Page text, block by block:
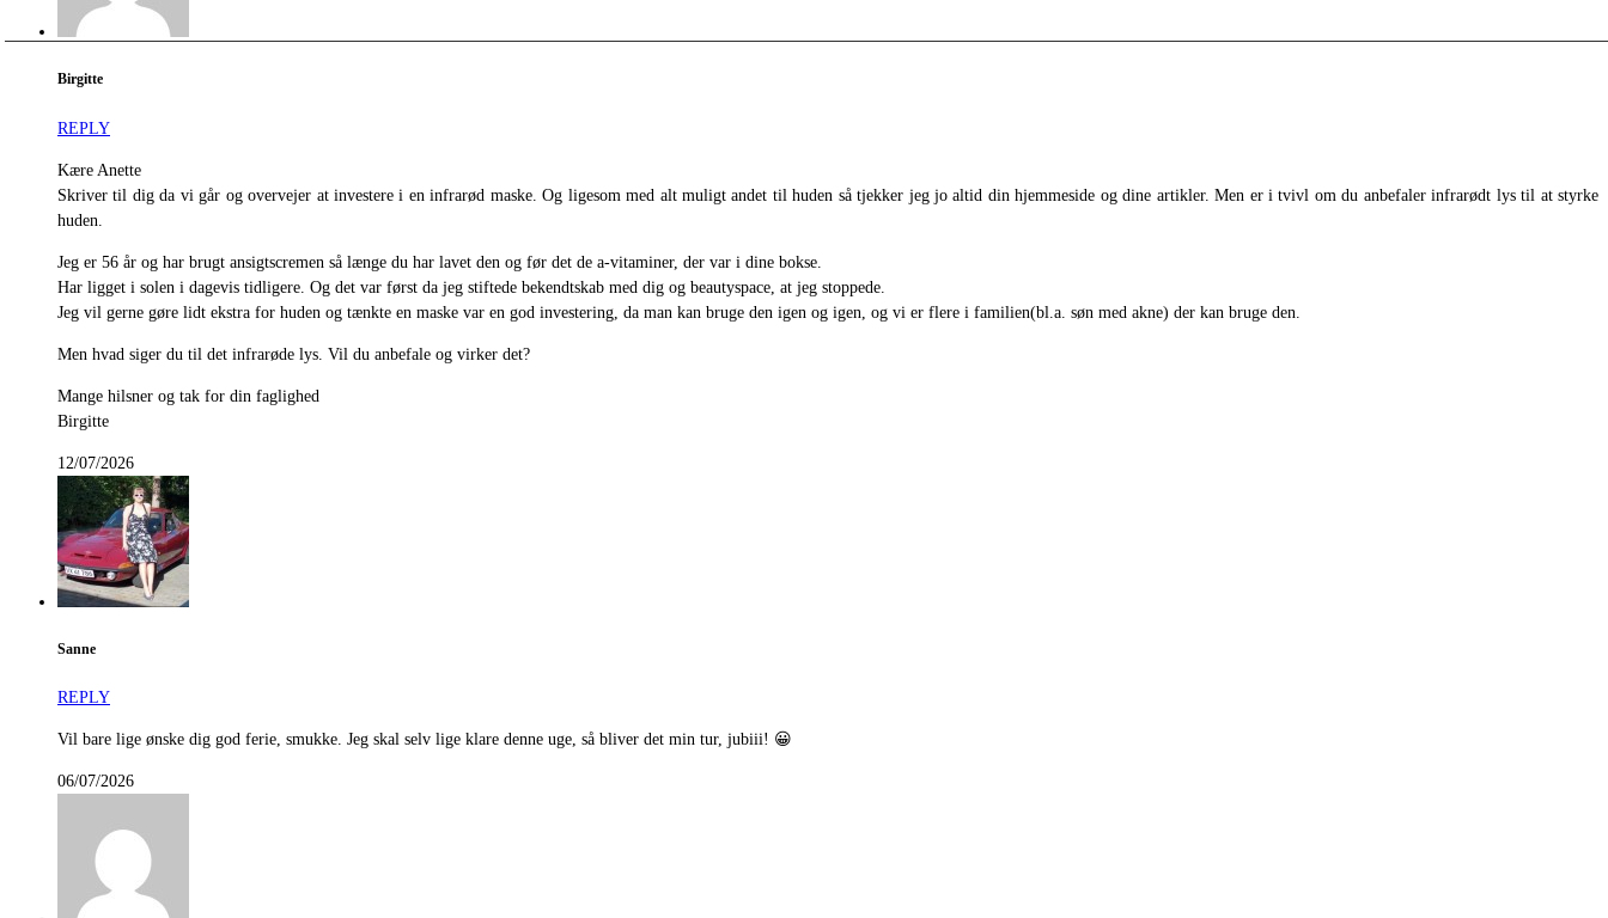
Birgitte
REPLY
Kære Anette
Skriver til dig da vi går og overvejer at investere i en infrarød maske. Og ligesom med alt muligt andet til huden så tjekker jeg jo altid din hjemmeside og dine artikler. Men er i tvivl om du anbefaler infrarødt lys til at styrke
huden.
Jeg er 56 år og har brugt ansigtscremen så længe du har lavet den og før det de a-vitaminer, der var i dine bokse.
Har ligget i solen i dagevis tidligere. Og det var først da jeg stiftede bekendtskab med dig og beautyspace, at jeg stoppede.
Jeg vil gerne gøre lidt ekstra for huden og tænkte en maske var en god investering, da man kan bruge den igen og igen, og vi er flere i familien(bl.a. søn med akne) der kan bruge den.
Men hvad siger du til det infrarøde lys. Vil du anbefale og virker det?
Mange hilsner og tak for din faglighed
Birgitte
12/07/2026
Sanne
REPLY
Vil bare lige ønske dig god ferie, smukke. Jeg skal selv lige klare denne uge, så bliver det min tur, jubiii! 😀
06/07/2026